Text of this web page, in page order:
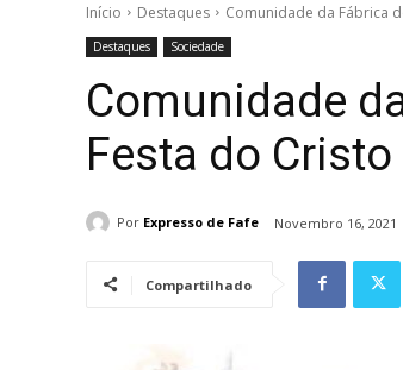
Início Destaques Comunidade da Fábrica
Destaques Sociedade
Comunidade
Festa do Cristo
Por Expresso de Fafe Novembro 16, 2021
Compartilhado